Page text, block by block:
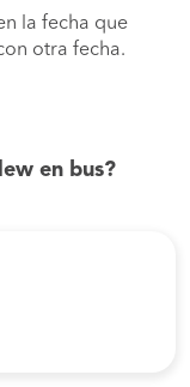
la fecha que
otra fecha.
en bus?